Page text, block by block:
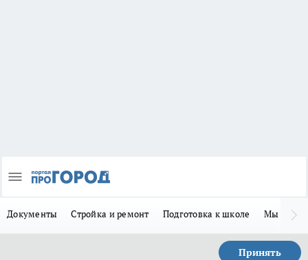
Документы Стройка и ремонт Подготовка к школе Мы в MAX
Принять